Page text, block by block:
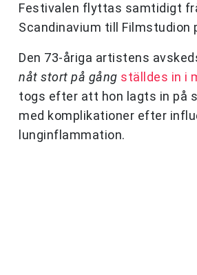
Festivalen flyttas samtidigt
Scandinavium till Filmstudion
Den 73-åriga artistens
nåt stort på gång ställdes in i
togs efter att hon lagts in på
med komplikationer efter
lunginflammation.